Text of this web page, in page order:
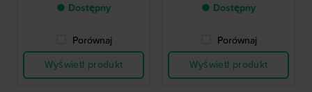
● Dostępny
Porównaj
Wyświetl produkt
● Dostępny
Porównaj
Wyświetl produkt